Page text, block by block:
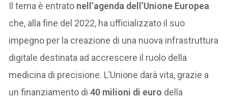
Il tema è entrato nell’agenda dell’Unione Europea
che, alla fine del 2022, ha ufficializzato il suo
impegno per la creazione di una nuova infrastruttura
digitale destinata ad accrescere il ruolo della
medicina di precisione. L’Unione darà vita, grazie a
un finanziamento di40 milioni di euro della